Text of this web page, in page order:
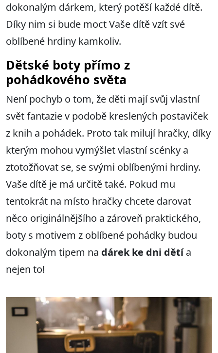
dokonalým dárkem, který potěší každé dítě.
Díky nim si bude moct Vaše dítě vzít své
oblíbené hrdiny kamkoliv.
Dětské boty přímo z
pohádkového světa
Není pochyb o tom, že děti mají svůj vlastní
svět fantazie v podobě kreslených postaviček
z knih a pohádek. Proto tak milují hračky, díky
kterým mohou vymýšlet vlastní scénky a
ztotožňovat se, se svými oblíbenými hrdiny.
Vaše dítě je má určitě také. Pokud mu
tentokrát na místo hračky chcete darovat
něco originálnějšího a zároveň praktického,
boty s motivem z oblíbené pohádky budou
dokonalým tipem na dárek ke dni dětía
nejen to!